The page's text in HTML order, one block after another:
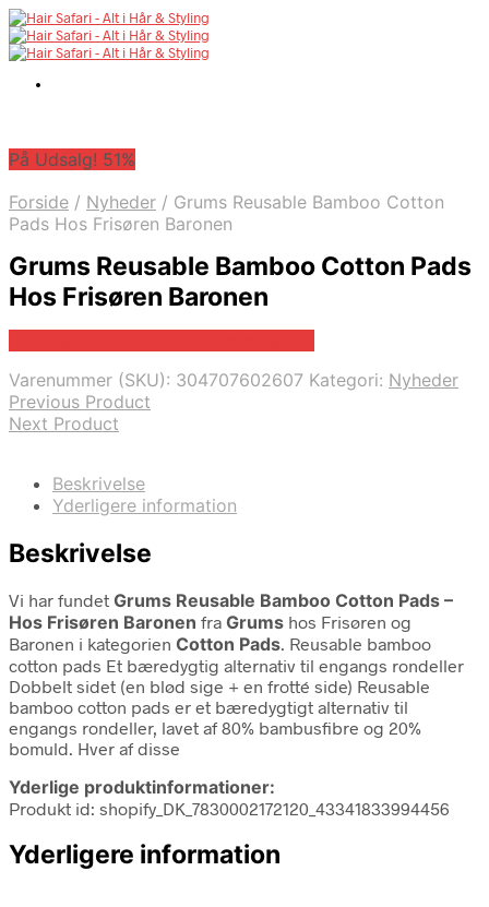
På Udsalg! 51%
Forside / Nyheder / Grums Reusable Bamboo Cotton
Pads Hos Frisøren Baronen
Grums Reusable Bamboo Cotton Pads
Hos Frisøren Baronen
Varenummer (SKU): 304707602607 Kategori: Nyheder
Previous Product
Next Product
Beskrivelse
Yderligere information
Beskrivelse
Vi har fundet Grums Reusable Bamboo Cotton Pads –
Hos Frisøren Baronen fra Grums hos Frisøren og
Baronen i kategorien Cotton Pads. Reusable bamboo
cotton pads Et bæredygtig alternativ til engangs rondeller
Dobbelt sidet (en blød sige + en frotté side) Reusable
bamboo cotton pads er et bæredygtigt alternativ til
engangs rondeller, lavet af 80% bambusfibre og 20%
bomuld. Hver af disse
Yderlige produktinformationer:
Produkt id: shopify_DK_7830002172120_43341833994456
Yderligere information